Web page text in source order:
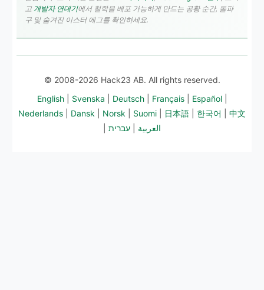
고 개발자 연대기에서 철학을 배포 가능하게 만드는 공황 순간, 돌파
구 및 숨겨진 이스터 에그를 확인하세요.
© 2008-2026 Hack23 AB. All rights reserved.
English| Svenska Deutsch| Français| Español|
Nederlands
Dansk Norsk Suomi 日本語 한국어
中文
العربية עברית